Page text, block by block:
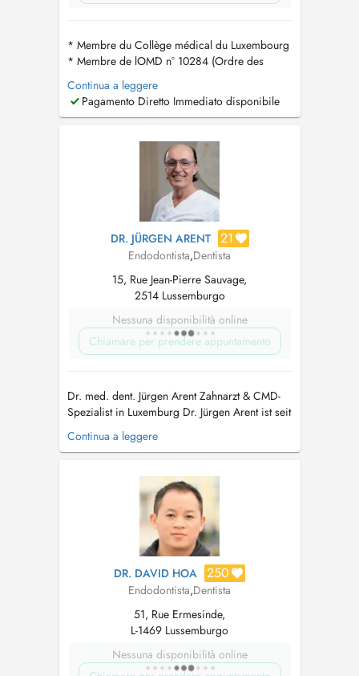
* Membre du Collège médical du Luxembourg
* Membre de lOMD n° 10284 (Ordre des
Médecins Dentistes du Portugal) PT : As
consultas disponíveis no Doctena são
exclusivamente reservadas para novos
consulta. Se você já está em tratamento
Continua a leggere
Pagamento Diretto Immediato disponibile
DR. JÜRGEN ARENT 21
Endodontista,Dentista
15, Rue Jean-Pierre Sauvage,
2514 Lussemburgo
Nessuna disponibilità online
Chiamare per prendere appuntamento
Dr. med. dent. Jürgen Arent Zahnarzt & CMD-
Spezialist in Luxemburg Dr. Jürgen Arent ist seit
Oktober 2021 Mitinhaber der Praxis in
Luxemburg und bringt über 25 Jahre Erfahrung
liegen auf der interdisziplinären Zahnheilkunde
und insbesondere auf der Beha...
Continua a leggere
DR. DAVID HOA 250
Endodontista,Dentista
51, Rue Ermesinde,
L-1469 Lussemburgo
Nessuna disponibilità online